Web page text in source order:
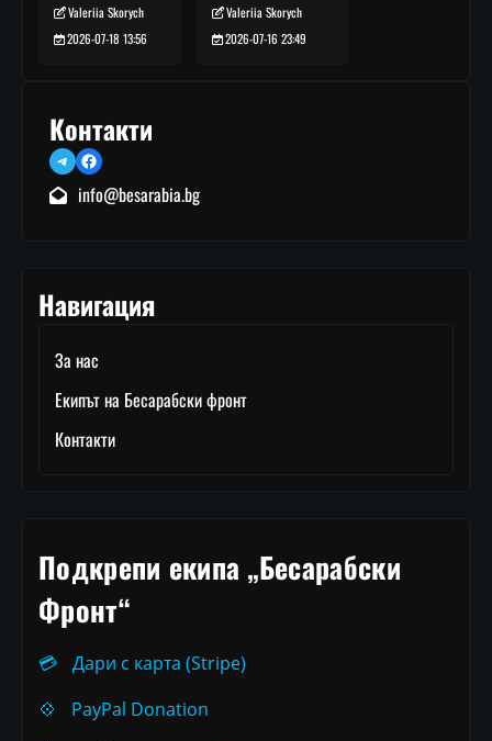
Valeriia Skorych
2026-07-18 13:56
Valeriia Skorych
2026-07-16 23:49
Контакти
TelegramFacebook
info@besarabia.bg
Навигация
За нас
Екипът на Бесарабски фронт
Контакти
Подкрепи екипа „Бесарабски
Фронт“
💳
Дари с карта (Stripe)
💠
PayPal Donation